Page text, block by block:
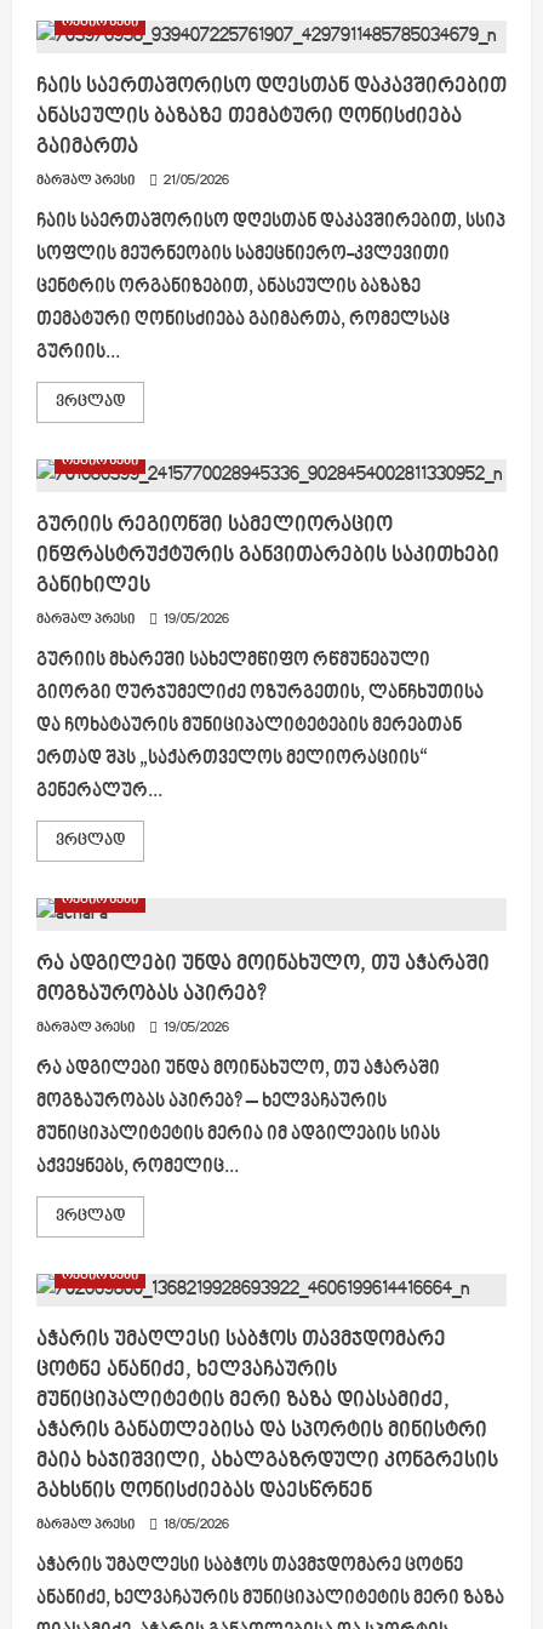
ალექსანდრე
წუწუნავას
სახელმწიფო
დრამატულ
თეატრში
ლიტერატურულ-
მუსიკალური
,,ლაზარე,
გარე!“
გაიმართა
რეგიონები
ჩაის საერთაშორისო დღესთან დაკავშირებით
ანასეულის ბაზაზე თემატური ღონისძიება
გაიმართა
მარშალ პრესი 21/05/2026
ჩაის საერთაშორისო დღესთან დაკავშირებით, სსიპ
სოფლის მეურნეობის სამეცნიერო-კვლევითი
ცენტრის ორგანიზებით, ანასეულის ბაზაზე
თემატური ღონისძიება გაიმართა, რომელსაც
გურიის...
ვრცლადRead
more
საერთაშორისო
დღესთან
ანასეულის
ბაზაზე
თემატური
ღონისძიება
გაიმართა
რეგიონები
გურიის რეგიონში სამელიორაციო
ინფრასტრუქტურის განვითარების საკითხები
განიხილეს
მარშალ პრესი 19/05/2026
გურიის მხარეში სახელმწიფო რწმუნებული
გიორგი ღურჯუმელიძე ოზურგეთის, ლანჩხუთისა
და ჩოხატაურის მუნიციპალიტეტების მერებთან
ერთად შპს „საქართველოს მელიორაციის“
გენერალურ...
ვრცლადRead
more
რეგიონში
განვითარების
საკითხები
განიხილეს
რეგიონები
რა ადგილები უნდა მოინახულო, თუ აჭარაში
მოგზაურობას აპირებ?
მარშალ პრესი 19/05/2026
რა ადგილები უნდა მოინახულო, თუ აჭარაში
მოგზაურობას აპირებ? – ხელვაჩაურის
მუნიციპალიტეტის მერია იმ ადგილების სიას
აქვეყნებს, რომელიც...
ვრცლადRead
more
ადგილები
უნდა
თუ
აჭარაში
მოგზაურობას
აპირებ?
რეგიონები
აჭარის უმაღლესი საბჭოს თავმჯდომარე
ცოტნე ანანიძე, ხელვაჩაურის
მუნიციპალიტეტის მერი ზაზა დიასამიძე,
აჭარის განათლებისა და სპორტის მინისტრი
მაია ხაჯიშვილი, ახალგაზრდული კონგრესის
გახსნის ღონისძიებას დაესწრნენ
მარშალ პრესი 18/05/2026
აჭარის უმაღლესი საბჭოს თავმჯდომარე ცოტნე
ანანიძე, ხელვაჩაურის მუნიციპალიტეტის მერი ზაზა